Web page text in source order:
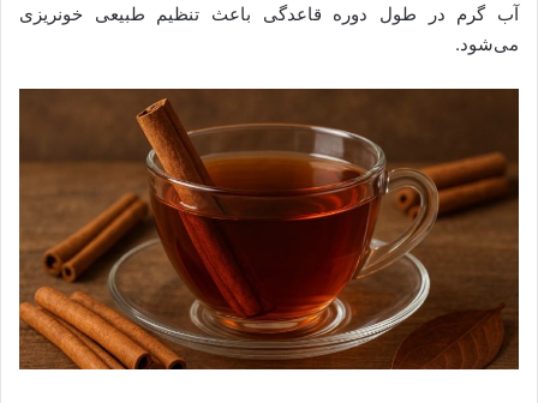
آب گرم در طول دوره قاعدگی باعث تنظیم طبیعی خونریزی
می‌شود.